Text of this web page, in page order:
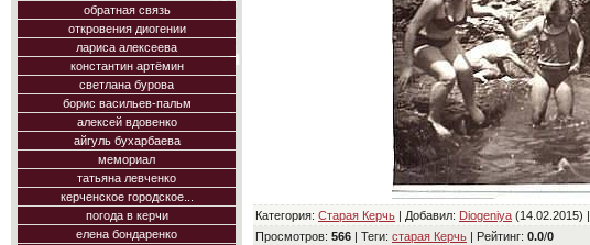
обратная связь
откровения диогении
лариса алексеева
константин артёмин
светлана бурова
борис васильев-пальм
алексей вдовенко
айгуль бухарбаева
мемориал
татьяна левченко
керченское городское...
погода в керчи
елена бондаренко
Категория: Старая Керчь | Добавил: Diogeniya (14.02.2015) |
Просмотров: 566 | Теги: старая Керчь | Рейтинг: 0.0/0